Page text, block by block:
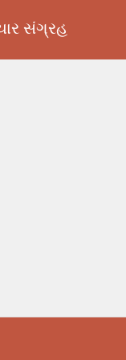
સંગ્રહ